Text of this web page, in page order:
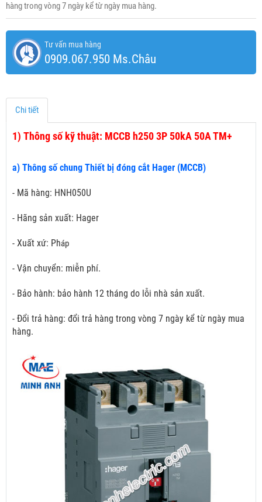
hàng trong vòng 7 ngày kể từ ngày mua hàng.
Tư vấn mua hàng
0909.067.950 Ms.Châu
Chi tiết
1) Thông số kỹ thuật: MCCB h250 3P 50kA 50A TM+
a) Thông số chung Thiết bị đóng cắt Hager (MCCB)
- Mã hàng: HNH050U
- Hãng sản xuất: Hager
- Xuất xứ: Pháp
- Vận chuyển: miễn phí.
- Bảo hành: bảo hành 12 tháng do lỗi nhà sản xuất.
- Đổi trả hàng: đổi trả hàng trong vòng 7 ngày kể từ ngày mua
hàng.